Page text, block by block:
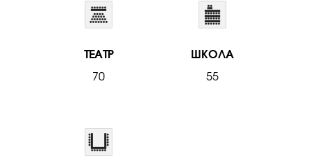
ТЕАТР
70
ШКОЛА
55